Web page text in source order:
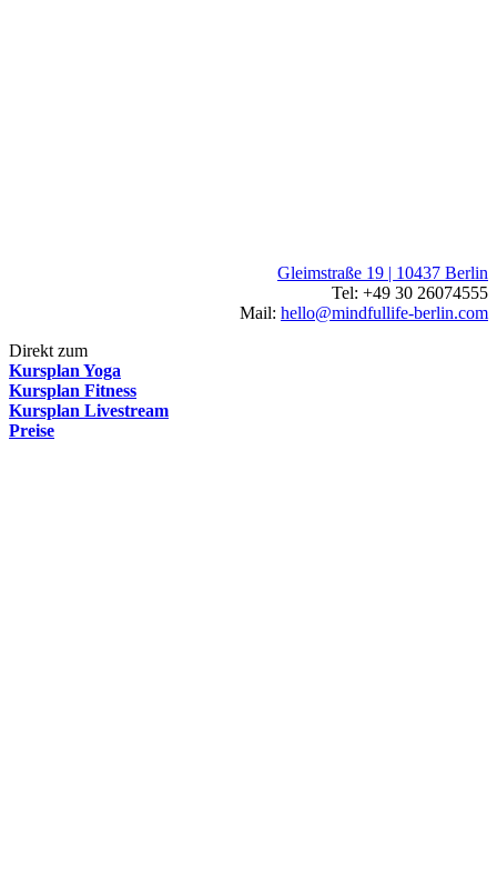
Gleimstraße 19 | 10437 Berlin
Tel: +49 30 26074555
Mail: hello@mindfullife-berlin.com
Direkt zum
Kursplan Yoga
Kursplan Fitness
Kursplan Livestream
Preise